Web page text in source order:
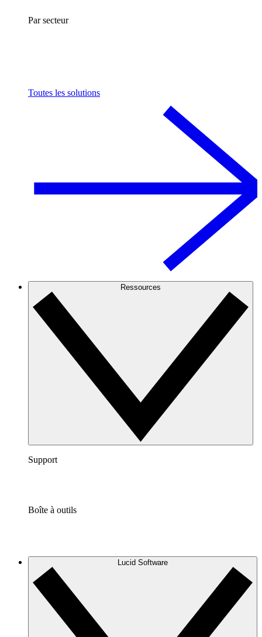
Par secteur
Toutes les solutions
Ressources
Support
Boîte à outils
Lucid Software